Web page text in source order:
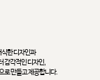
한 디자인과
감각적인 디자인,
로 만들고 제공합니다.